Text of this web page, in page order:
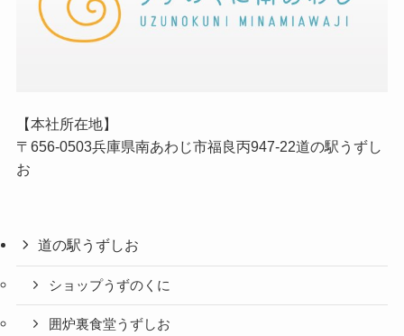
【本社所在地】
〒656-0503兵庫県南あわじ市福良丙947-22道の駅うずし
お
道の駅うずしお
ショップうずのくに
囲炉裏食堂うずしお